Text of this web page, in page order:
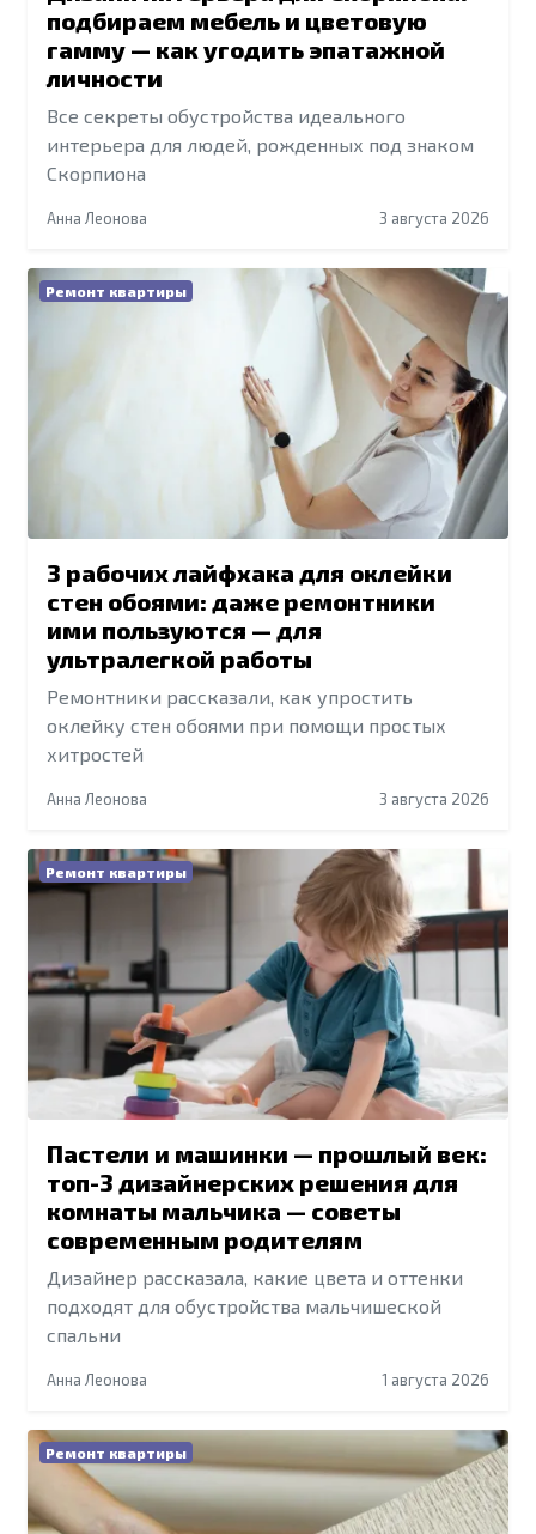
подбираем мебель и цветовую
гамму — как угодить эпатажной
личности
Все секреты обустройства идеального
интерьера для людей, рожденных под знаком
Скорпиона
Анна Леонова 3 августа 2026
Ремонт квартиры
3 рабочих лайфхака для оклейки
стен обоями: даже ремонтники
ими пользуются — для
ультралегкой работы
Ремонтники рассказали, как упростить
оклейку стен обоями при помощи простых
хитростей
Анна Леонова 3 августа 2026
Ремонт квартиры
Пастели и машинки — прошлый век:
топ-3 дизайнерских решения для
комнаты мальчика — советы
современным родителям
Дизайнер рассказала, какие цвета и оттенки
подходят для обустройства мальчишеской
спальни
Анна Леонова 1 августа 2026
Ремонт квартиры